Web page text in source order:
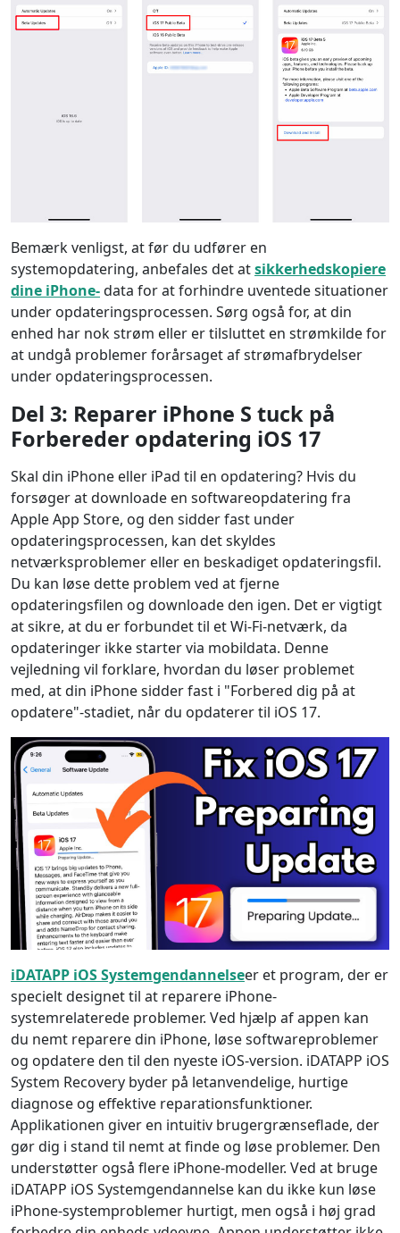
Bemærk venligst, at før du udfører en
systemopdatering, anbefales det atsikkerhedskopiere
dine iPhone-data for at forhindre uventede situationer
under opdateringsprocessen. Sørg også for, at din
enhed har nok strøm eller er tilsluttet en strømkilde for
at undgå problemer forårsaget af strømafbrydelser
under opdateringsprocessen.
Del 3: Reparer iPhone S tuck på
Forbereder opdatering iOS 17
Skal din iPhone eller iPad til en opdatering? Hvis du
forsøger at downloade en softwareopdatering fra
Apple App Store, og den sidder fast under
opdateringsprocessen, kan det skyldes
netværksproblemer eller en beskadiget opdateringsfil.
Du kan løse dette problem ved at fjerne
opdateringsfilen og downloade den igen. Det er vigtigt
at sikre, at du er forbundet til et Wi-Fi-netværk, da
opdateringer ikke starter via mobildata. Denne
vejledning vil forklare, hvordan du løser problemet
med, at din iPhone sidder fast i "Forbered dig på at
opdatere"-stadiet, når du opdaterer til iOS 17.
iDATAPP iOS Systemgendannelseer et program, der er
specielt designet til at reparere iPhone-
systemrelaterede problemer. Ved hjælp af appen kan
du nemt reparere din iPhone, løse softwareproblemer
og opdatere den til den nyeste iOS-version. iDATAPP iOS
System Recovery byder på letanvendelige, hurtige
diagnose og effektive reparationsfunktioner.
Applikationen giver en intuitiv brugergrænseflade, der
gør dig i stand til nemt at finde og løse problemer. Den
understøtter også flere iPhone-modeller. Ved at bruge
iDATAPP iOS Systemgendannelse kan du ikke kun løse
iPhone-systemproblemer hurtigt, men også i høj grad